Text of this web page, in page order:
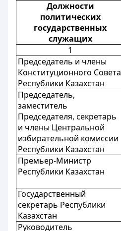
Должности
политических
государственных
служащих
1
Председатель и члены
Конституционного Совета
Республики Казахстан
Председатель,
заместитель
Председателя, секретарь
и члены Центральной
избирательной комиссии
Республики Казахстан
Премьер-Министр
Республики Казахстан
Государственный
секретарь Республики
Казахстан
Руководитель